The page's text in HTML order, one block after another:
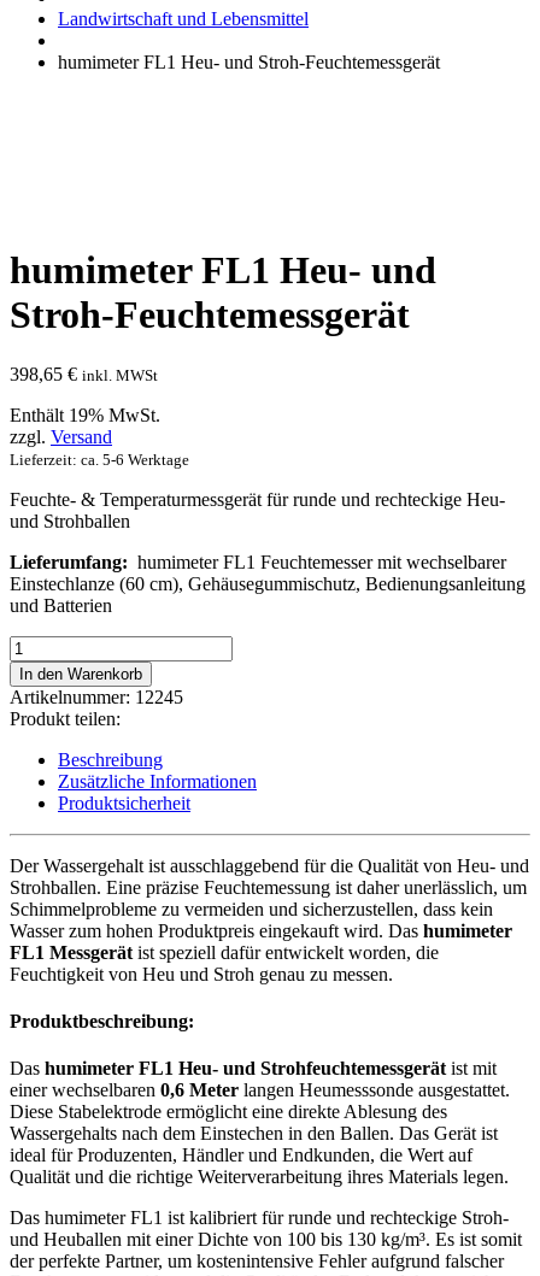
Landwirtschaft und Lebensmittel
humimeter FL1 Heu- und Stroh-Feuchtemessgerät
humimeter FL1 Heu- und
Stroh-Feuchtemessgerät
398,65 € inkl. MWSt
Enthält 19% MwSt.
zzgl. Versand
Lieferzeit: ca. 5-6 Werktage
Feuchte- & Temperaturmessgerät für runde und rechteckige Heu-
und Strohballen
Lieferumfang: humimeter FL1 Feuchtemesser mit wechselbarer
Einstechlanze (60 cm), Gehäusegummischutz, Bedienungsanleitung
und Batterien
humimeter
FL1
Heu-
und
Stroh-
Feuchtemessgerät
Menge
In den Warenkorb
Artikelnummer: 12245
Produkt teilen:
Beschreibung
Zusätzliche Informationen
Produktsicherheit
Der Wassergehalt ist ausschlaggebend für die Qualität von Heu- und
Strohballen. Eine präzise Feuchtemessung ist daher unerlässlich, um
Schimmelprobleme zu vermeiden und sicherzustellen, dass kein
Wasser zum hohen Produktpreis eingekauft wird. Das humimeter
FL1 Messgerät ist speziell dafür entwickelt worden, die
Feuchtigkeit von Heu und Stroh genau zu messen.
Produktbeschreibung:
Das humimeter FL1 Heu- und Strohfeuchtemessgerätist mit
einer wechselbaren 0,6 Meter langen Heumesssonde ausgestattet.
Diese Stabelektrode ermöglicht eine direkte Ablesung des
Wassergehalts nach dem Einstechen in den Ballen. Das Gerät ist
ideal für Produzenten, Händler und Endkunden, die Wert auf
Qualität und die richtige Weiterverarbeitung ihres Materials legen.
Das humimeter FL1 ist kalibriert für runde und rechteckige Stroh-
und Heuballen mit einer Dichte von 100 bis 130 kg/m³. Es ist somit
der perfekte Partner, um kostenintensive Fehler aufgrund falscher